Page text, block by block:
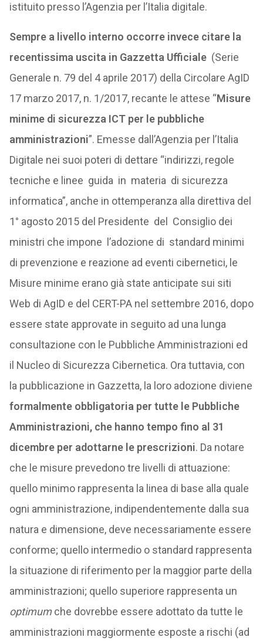
istituito presso l’Agenzia per l’Italia digitale.
Sempre a livello interno occorre invece citare la
recentissima uscita in Gazzetta Ufficiale(Serie
Generale n. 79 del 4 aprile 2017) della Circolare AgID
17 marzo 2017, n. 1/2017, recante le attese “Misure
minime di sicurezza ICT per le pubbliche
amministrazioni”. Emesse dall’Agenzia per l’Italia
Digitale nei suoi poteri di dettare “indirizzi, regole
tecniche e linee guida in materia di sicurezza
informatica”, anche in ottemperanza alla direttiva del
1° agosto 2015 del Presidente del Consiglio dei
ministri che impone l’adozione di standard minimi
di prevenzione e reazione ad eventi cibernetici, le
Misure minime erano già state anticipate sui siti
Web di AgID e del CERT-PA nel settembre 2016, dopo
essere state approvate in seguito ad una lunga
consultazione con le Pubbliche Amministrazioni ed
il Nucleo di Sicurezza Cibernetica. Ora tuttavia, con
la pubblicazione in Gazzetta, la loro adozione diviene
formalmente obbligatoria per tutte le Pubbliche
Amministrazioni, che hanno tempo fino al 31
dicembre per adottarne le prescrizioni. Da notare
che le misure prevedono tre livelli di attuazione:
quello minimo rappresenta la linea di base alla quale
ogni amministrazione, indipendentemente dalla sua
natura e dimensione, deve necessariamente essere
conforme; quello intermedio o standard rappresenta
la situazione di riferimento per la maggior parte della
amministrazioni; quello superiore rappresenta un
optimumche dovrebbe essere adottato da tutte le
amministrazioni maggiormente esposte a rischi (ad